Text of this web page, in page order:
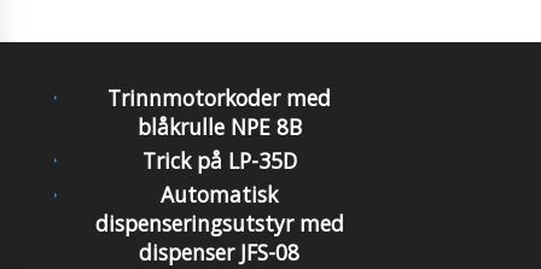
Trinnmotorkoder med
blåkrulle NPE 8B
Trick på LP-35D
Automatisk
dispenseringsutstyr med
dispenser JFS-08